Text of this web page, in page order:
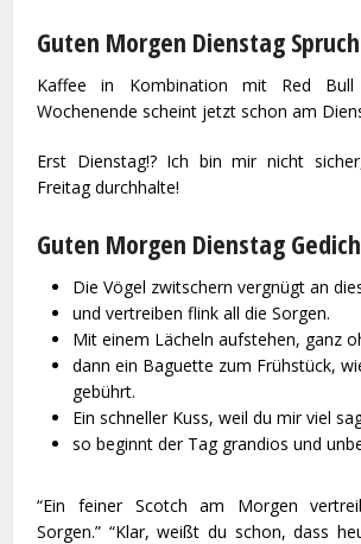
Guten Morgen Dienstag
Kaffee in Kombination mit Red Bull
Wochenende scheint jetzt schon am
Erst Dienstag!? Ich bin mir nicht
Freitag durchhalte!
Guten Morgen Dienstag
Die Vögel zwitschern vergnügt an
und vertreiben flink all die Sorgen.
Mit einem Lächeln aufstehen, ganz
dann ein Baguette zum Frühstück,
gebührt.
Ein schneller Kuss, weil du mir viel
so beginnt der Tag grandios und
“Ein feiner Scotch am Morgen
Sorgen.” “Klar, weißt du schon, dass